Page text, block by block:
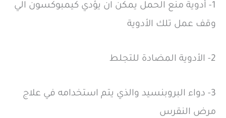
1- أدوية منع الحمل يمكن ان يؤدي كيمبوكسون الي
وقف عمل تلك الأدوية
2- الأدوية المضادة للتجلط
3- دواء البروبنسيد والذي يتم استخدامه في علاج
مرض النقرس